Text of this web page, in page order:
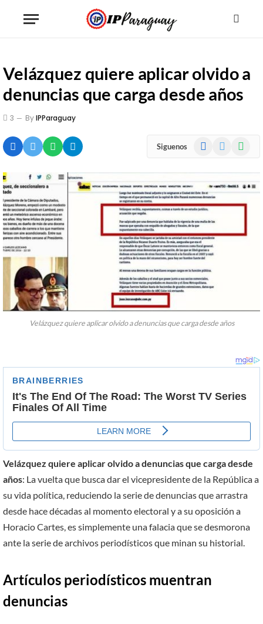
Velázquez quiere aplicar olvido a
denuncias que carga desde años
3 ByIPParaguay
Siguenos Facebook
Velázquez quiere aplicar olvido a denuncias que carga desde años
Velázquez quiere aplicar olvido a denuncias que carga desde
años: La vuelta que busca dar el vicepresidente de la República a
su vida política, reduciendo la serie de denuncias que arrastra
desde hace décadas al momento electoral y a su oposición a
Horacio Cartes, es simplemente una falacia que se desmorona
ante la serie de archivos periodísticos que minan su historial.
Artículos periodís­ticos muentran
denuncias